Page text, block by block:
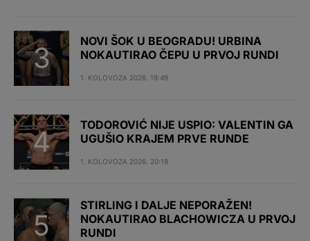
NOVI ŠOK U BEOGRADU! URBINA
NOKAUTIRAO ČEPU U PRVOJ RUNDI
1. KOLOVOZA 2026. 19:49
TODOROVIĆ NIJE USPIO: VALENTIN GA
UGUŠIO KRAJEM PRVE RUNDE
1. KOLOVOZA 2026. 20:19
STIRLING I DALJE NEPORAŽEN!
NOKAUTIRAO BLACHOWICZA U PRVOJ
RUNDI